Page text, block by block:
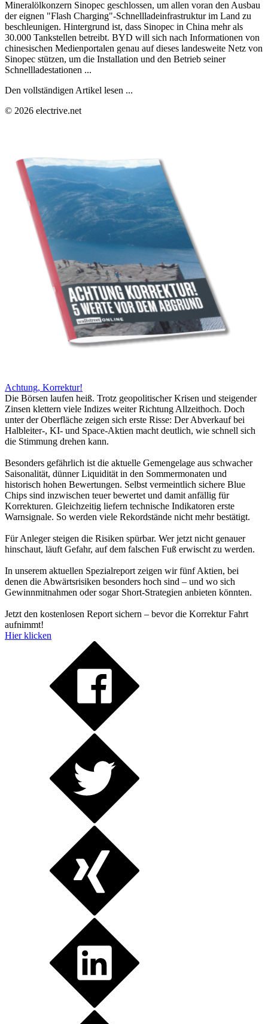
Mineralölkonzern Sinopec geschlossen, um allen voran den Ausbau
der eignen "Flash Charging"-Schnellladeinfrastruktur im Land zu
beschleunigen. Hintergrund ist, dass Sinopec in China mehr als
30.000 Tankstellen betreibt. BYD will sich nach Informationen von
chinesischen Medienportalen genau auf dieses landesweite Netz von
Sinopec stützen, um die Installation und den Betrieb seiner
Schnellladestationen ...
Den vollständigen Artikel lesen ...
© 2026 electrive.net
Achtung, Korrektur!
Die Börsen laufen heiß. Trotz geopolitischer Krisen und steigender
Zinsen klettern viele Indizes weiter Richtung Allzeithoch. Doch
unter der Oberfläche zeigen sich erste Risse: Der Abverkauf bei
Halbleiter-, KI- und Space-Aktien macht deutlich, wie schnell sich
die Stimmung drehen kann.
Besonders gefährlich ist die aktuelle Gemengelage aus schwacher
Saisonalität, dünner Liquidität in den Sommermonaten und
historisch hohen Bewertungen. Selbst vermeintlich sichere Blue
Chips sind inzwischen teuer bewertet und damit anfällig für
Korrekturen. Gleichzeitig liefern technische Indikatoren erste
Warnsignale. So werden viele Rekordstände nicht mehr bestätigt.
Für Anleger steigen die Risiken spürbar. Wer jetzt nicht genauer
hinschaut, läuft Gefahr, auf dem falschen Fuß erwischt zu werden.
In unserem aktuellen Spezialreport zeigen wir fünf Aktien, bei
denen die Abwärtsrisiken besonders hoch sind – und wo sich
Gewinnmitnahmen oder sogar Short-Strategien anbieten könnten.
Jetzt den kostenlosen Report sichern – bevor die Korrektur Fahrt
aufnimmt!
Hier klicken